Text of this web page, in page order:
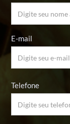
E-mail
Telefone